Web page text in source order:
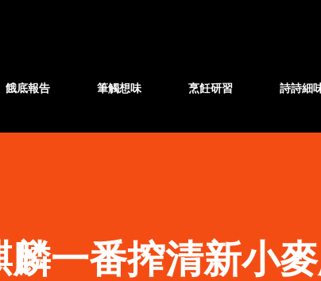
餓底報告 筆觸想味 烹飪研習 詩詩細
麟一番搾清新小